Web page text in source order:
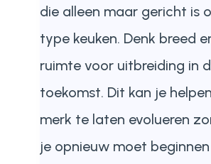
die alleen maar gericht is
type keuken. Denk breed
ruimte voor uitbreiding in
toekomst. Dit kan je
merk te laten evolueren
je opnieuw moet